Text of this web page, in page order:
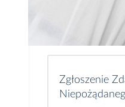
Zgłoszenie